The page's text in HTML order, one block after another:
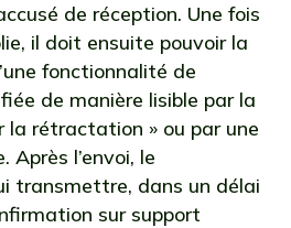
de réception. Une fois
il doit ensuite pouvoir la
fonctionnalité de
de manière lisible par la
la rétractation » ou par une
Après l’envoi, le
transmettre, dans un délai
sur support